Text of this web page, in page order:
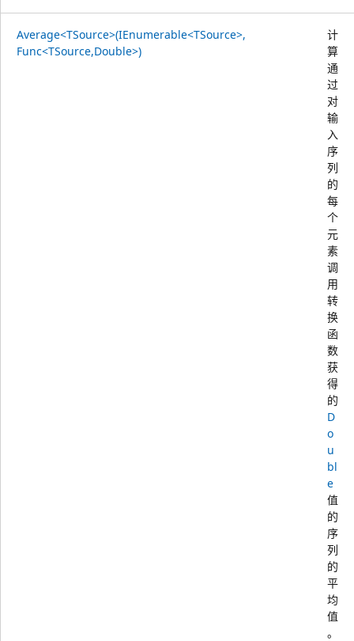
Average<TSource>(IEnumerable<TSource>,
Func<TSource,Double>)
计
算
通
过
对
输
入
序
列
的
每
个
元
素
调
用
转
换
函
数
获
得
的
D
o
u
bl
e
值
的
序
列
的
平
均
值
。